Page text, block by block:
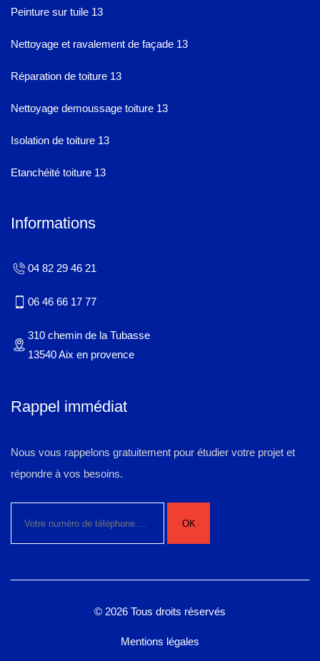
Peinture sur tuile 13
Nettoyage et ravalement de façade 13
Réparation de toiture 13
Nettoyage demoussage toiture 13
Isolation de toiture 13
Etanchéité toiture 13
Informations
04 82 29 46 21
06 46 66 17 77
310 chemin de la Tubasse
13540 Aix en provence
Rappel immédiat
Nous vous rappelons gratuitement pour étudier votre projet et
répondre à vos besoins.
© 2026 Tous droits réservés
Mentions légales